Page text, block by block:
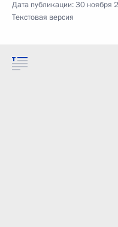
Дата публикации:30 ноября
Текстовая версия